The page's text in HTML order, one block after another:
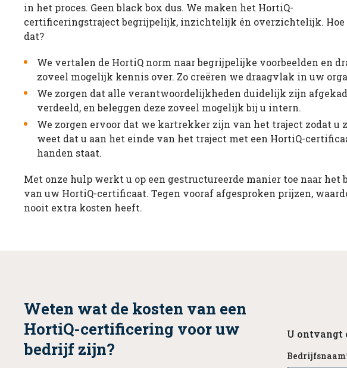
in het proces. Geen black box dus. We maken het HortiQ-
certificeringstraject begrijpelijk, inzichtelijk én overzichtelijk. Hoe
dat?
We vertalen de HortiQ norm naar begrijpelijke voorbeelden en
zoveel mogelijk kennis over. Zo creëren we draagvlak in uw
We zorgen dat alle verantwoordelijkheden duidelijk zijn
verdeeld, en beleggen deze zoveel mogelijk bij u intern.
We zorgen ervoor dat we kartrekker zijn van het traject zodat u
weet dat u aan het einde van het traject met een HortiQ-
handen staat.
Met onze hulp werkt u op een gestructureerde manier toe naar het
van uw HortiQ-certificaat. Tegen vooraf afgesproken prijzen,
nooit extra kosten heeft.
Weten wat de kosten van een
HortiQ-certificering voor uw
bedrijf zijn?
U ontvangt
Bedrijfsnaam